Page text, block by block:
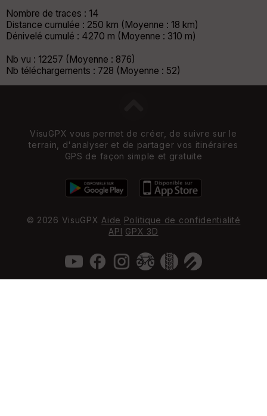
Nombre de traces : 14
Distance cumulée : 250 km (Moyenne : 18 km)
Dénivelé cumulé : 4270 m (Moyenne : 310 m)
Nb vu : 12257 (Moyenne : 876)
Nb téléchargements : 728 (Moyenne : 52)
VisuGPX vous permet de créer, de suivre sur le
terrain, d'analyser et de partager vos itinéraires
GPS de façon simple et gratuite
© 2026 VisuGPX Aide Politique de confidentialité
API GPX 3D